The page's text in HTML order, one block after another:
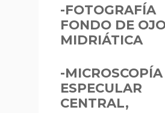
-FOTOGRAFÍA
FONDO DE
MIDRIÁTICA
-MICROSCOPÍA
ESPECULAR
CENTRAL,